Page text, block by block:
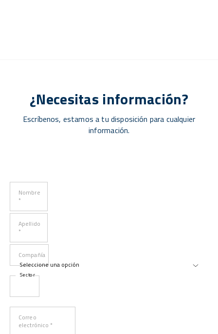
¿Necesitas información?
Escríbenos, estamos a tu disposición para cualquier
información.
Nombre
*
Apellido
*
Compañía
Sector
Correo
electrónico *